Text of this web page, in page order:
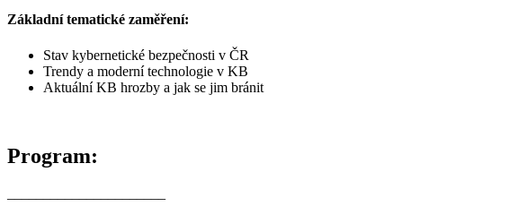
Základní tematické zaměření:
Stav kybernetické bezpečnosti v ČR
Trendy a moderní technologie v KB
Aktuální KB hrozby a jak se jim bránit
Program: